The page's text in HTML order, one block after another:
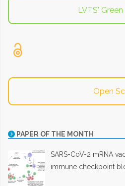
LVTS'
Open
PAPER OF THE MONTH
SARS-CoV-2 mRNA
immune checkpoint